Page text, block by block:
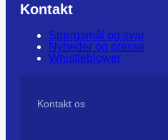
Kontakt
Spørgsmål og svar
Nyheder og presse
Whistleblower
Kontakt os